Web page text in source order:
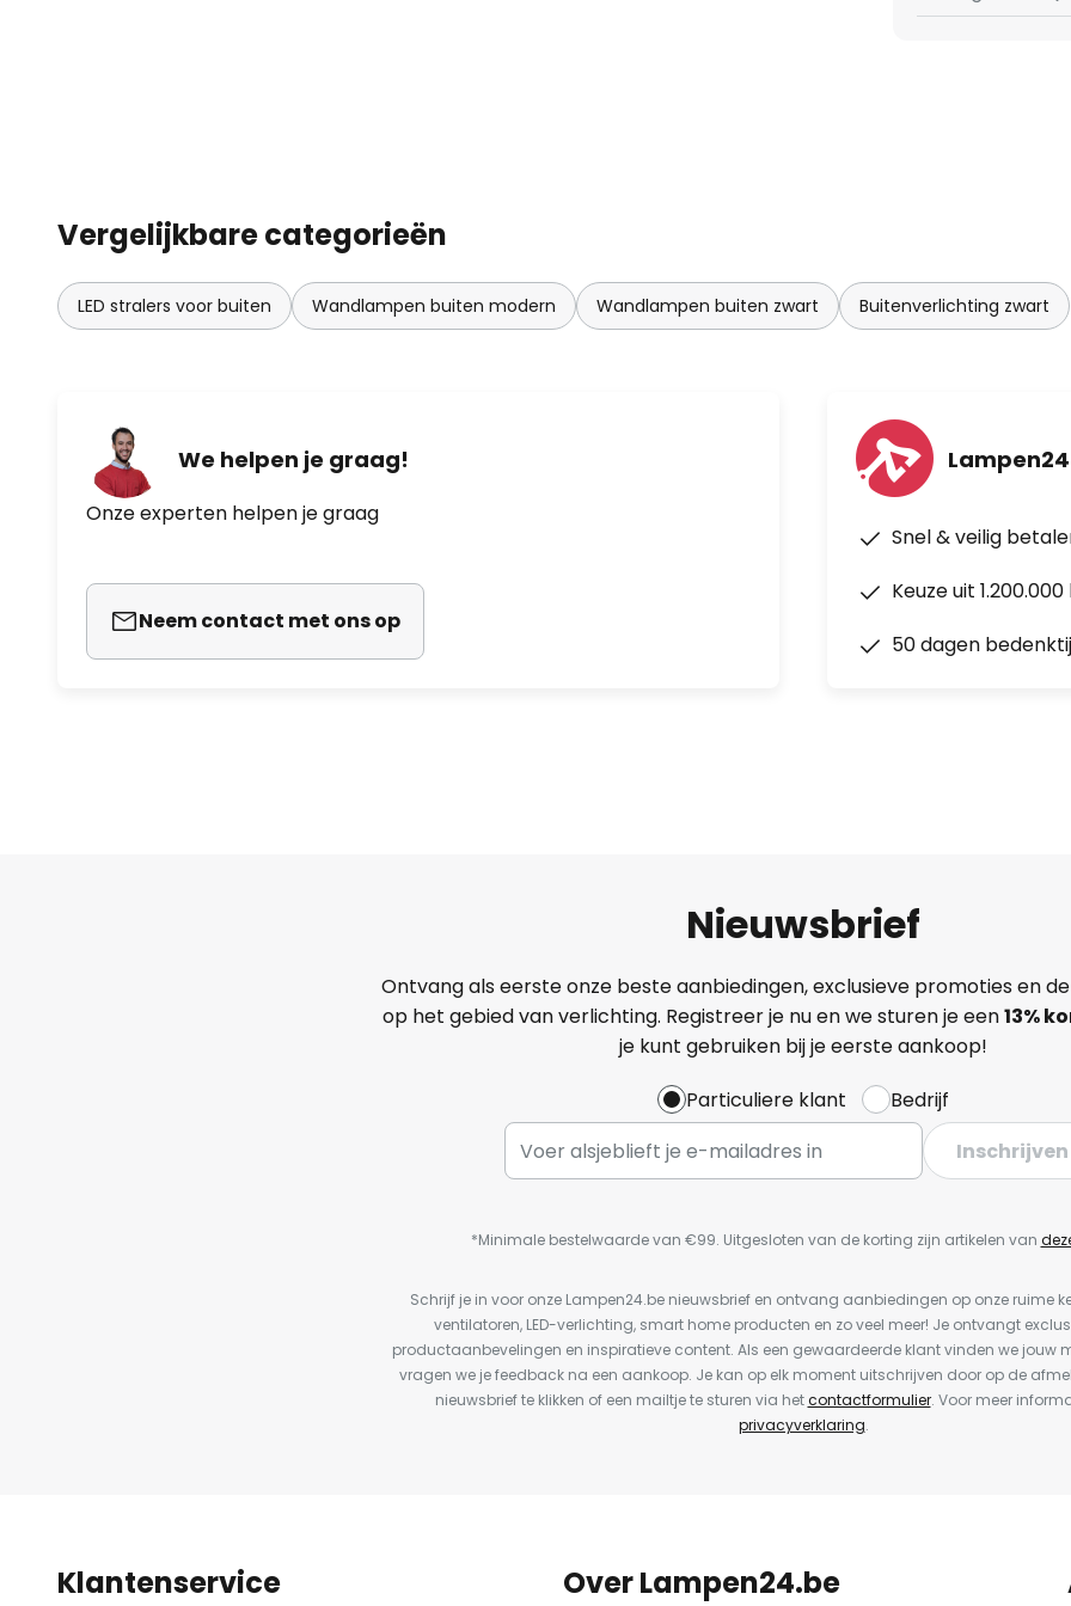
Vergelijkbare categorieën
LED stralers voor buiten Wandlampen buiten modern Wandlampen buiten zwart Buitenverlichting zwart
We helpen je graag!
Onze experten helpen je graag
Neem contact met ons op
Snel & veilig
Keuze uit
50 dagen
Nieuwsbrief
Ontvang als eerste onze beste aanbiedingen, exclusieve promoties en
op het gebied van verlichting. Registreer je nu en we sturen je een13%
je kunt gebruiken bij je eerste aankoop!
Particuliere klant
Bedrijf
Inschrijven
*Minimale bestelwaarde van €99. Uitgesloten van de korting zijn artikelen van
Schrijf je in voor onze Lampen24.be nieuwsbrief en ontvang aanbiedingen op onze ruime
ventilatoren, LED-verlichting, smart home producten en zo veel meer! Je ontvangt
productaanbevelingen en inspiratieve content. Als een gewaardeerde klant vinden we jouw
vragen we je feedback na een aankoop. Je kan op elk moment uitschrijven door op de
nieuwsbrief te klikken of een mailtje te sturen via hetcontactformulier. Voor meer
privacyverklaring.
Klantenservice Over Lampen24.be